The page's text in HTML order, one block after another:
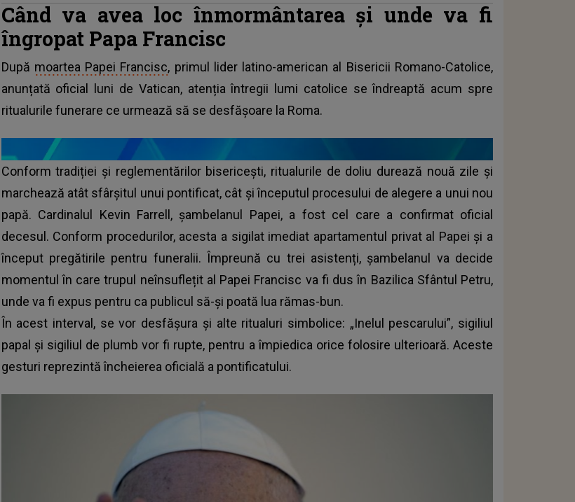
Când va avea loc înmormântarea și unde va fi
îngropat Papa Francisc
După moartea Papei Francisc, primul lider latino-american al Bisericii Romano-Catolice,
anunțată oficial luni de Vatican, atenția întregii lumi catolice se îndreaptă acum spre
ritualurile funerare ce urmează să se desfășoare la Roma.
Conform tradiției și reglementărilor bisericești, ritualurile de doliu durează nouă zile și
marchează atât sfârșitul unui pontificat, cât și începutul procesului de alegere a unui nou
papă. Cardinalul Kevin Farrell, șambelanul Papei, a fost cel care a confirmat oficial
decesul. Conform procedurilor, acesta a sigilat imediat apartamentul privat al Papei și a
început pregătirile pentru funeralii. Împreună cu trei asistenți, șambelanul va decide
momentul în care trupul neînsuflețit al Papei Francisc va fi dus în Bazilica Sfântul Petru,
unde va fi expus pentru ca publicul să-și poată lua rămas-bun.
În acest interval, se vor desfășura și alte ritualuri simbolice: „Inelul pescarului”, sigiliul
papal și sigiliul de plumb vor fi rupte, pentru a împiedica orice folosire ulterioară. Aceste
gesturi reprezintă încheierea oficială a pontificatului.